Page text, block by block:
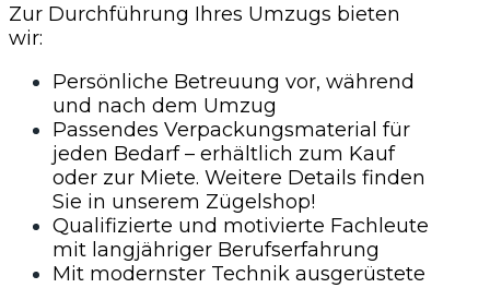
Zur Durchführung Ihres Umzugs bieten
wir:
Persönliche Betreuung vor, während
und nach dem Umzug
Passendes Verpackungsmaterial für
jeden Bedarf – erhältlich zum Kauf
oder zur Miete. Weitere Details finden
Sie in unserem Zügelshop!
Qualifizierte und motivierte Fachleute
mit langjähriger Berufserfahrung
Mit modernster Technik ausgerüstete